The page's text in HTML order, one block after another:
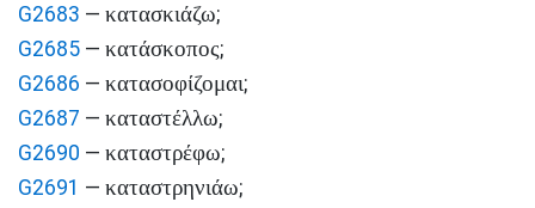
G2683 — κατασκιάζω;
G2685 — κατάσκοπος;
G2686 — κατασοφίζομαι;
G2687 — καταστέλλω;
G2690 — καταστρέφω;
G2691 — καταστρηνιάω;